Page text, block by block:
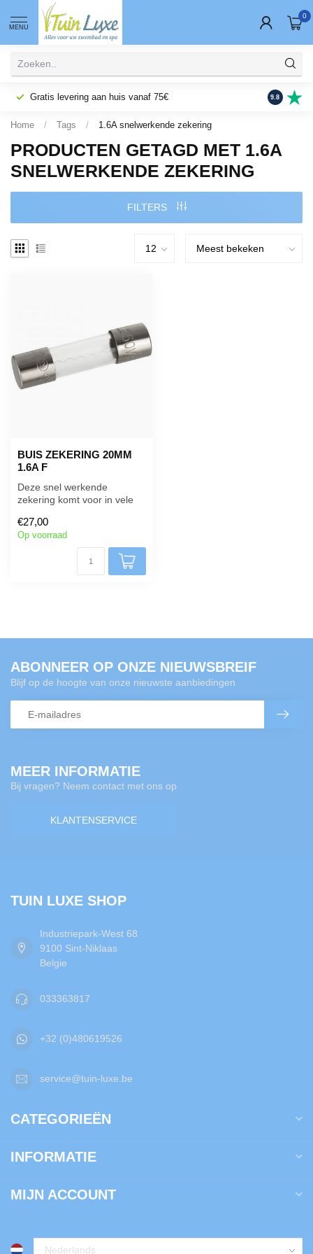
MENU
0
Gratis levering aan huis vanaf 75€ Fysieke
9.8
Home / Tags / 1.6A snelwerkende zekering
PRODUCTEN GETAGD MET 1.6A
SNELWERKENDE ZEKERING
FILTERS
BUIS ZEKERING 20MM
1.6A F
Deze snel werkende
zekering komt voor in vele
lengt...
€27,00
Op voorraad
MEER INFORMATIE
Bij vragen? Neem contact met ons op
KLANTENSERVICE
ABONNEER OP ONZE NIEUWSBREIF
Blijf op de hoogte van onze nieuwste aanbiedingen
TUIN LUXE SHOP
Industriepark-West 68
9100 Sint-Niklaas
Belgie
033363817
+32 (0)480619526
service@tuin-luxe.be
CATEGORIEËN
INFORMATIE
MIJN ACCOUNT